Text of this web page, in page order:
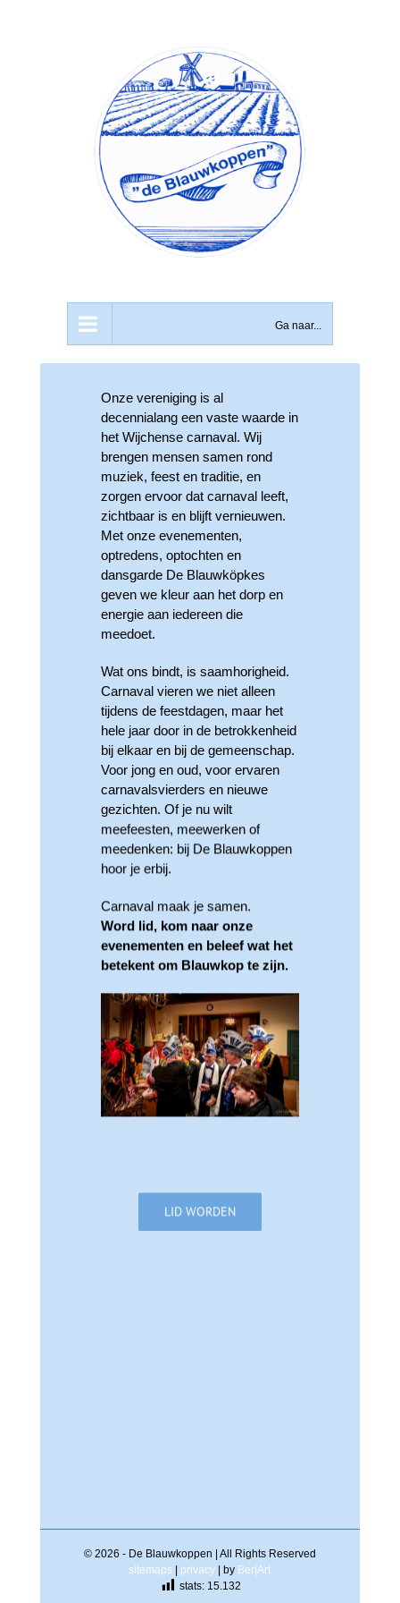
Ga naar...
Onze vereniging is al
decennialang een vaste waarde in
het Wijchense carnaval. Wij
brengen mensen samen rond
muziek, feest en traditie, en
zorgen ervoor dat carnaval leeft,
zichtbaar is en blijft vernieuwen.
Met onze evenementen,
optredens, optochten en
dansgarde De Blauwköpkes
geven we kleur aan het dorp en
energie aan iedereen die
meedoet.
Wat ons bindt, is saamhorigheid.
Carnaval vieren we niet alleen
tijdens de feestdagen, maar het
hele jaar door in de betrokkenheid
bij elkaar en bij de gemeenschap.
Voor jong en oud, voor ervaren
carnavalsvierders en nieuwe
gezichten. Of je nu wilt
meefeesten, meewerken of
meedenken: bij De Blauwkoppen
hoor je erbij.
Carnaval maak je samen.
Word lid, kom naar onze
evenementen en beleef wat het
betekent om Blauwkop te zijn.
LID WORDEN
© 2026 - De Blauwkoppen | All Rights Reserved
sitemaps
privacy | by Ber|Art
stats: 15.132